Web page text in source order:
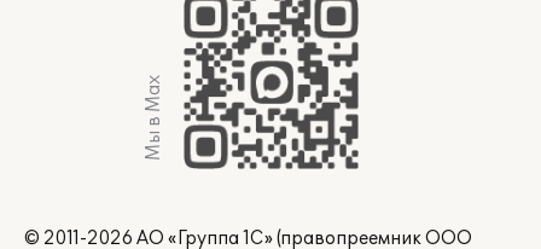
Мы в Max
© 2011-2026 АО «Группа 1С» (правопреемник ООО